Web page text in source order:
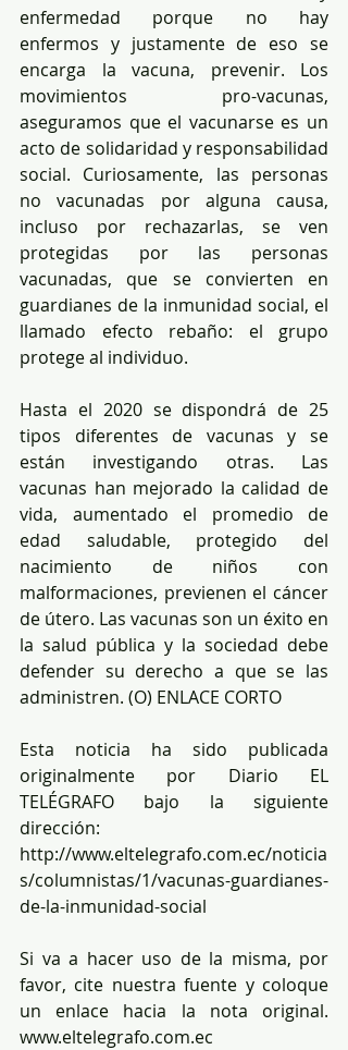
enfermedad porque no hay
enfermos y justamente de eso se
encarga la vacuna, prevenir. Los
movimientos pro-vacunas,
aseguramos que el vacunarse es un
acto de solidaridad y responsabilidad
social. Curiosamente, las personas
no vacunadas por alguna causa,
incluso por rechazarlas, se ven
protegidas por las personas
vacunadas, que se convierten en
guardianes de la inmunidad social, el
llamado efecto rebaño: el grupo
protege al individuo.
Hasta el 2020 se dispondrá de 25
tipos diferentes de vacunas y se
están investigando otras. Las
vacunas han mejorado la calidad de
vida, aumentado el promedio de
edad saludable, protegido del
nacimiento de niños con
malformaciones, previenen el cáncer
de útero. Las vacunas son un éxito en
la salud pública y la sociedad debe
defender su derecho a que se las
administren. (O) ENLACE CORTO
Esta noticia ha sido publicada
originalmente por Diario EL
TELÉGRAFO bajo la siguiente
dirección:
http://www.eltelegrafo.com.ec/noticia
s/columnistas/1/vacunas-guardianes-
de-la-inmunidad-social
Si va a hacer uso de la misma, por
favor, cite nuestra fuente y coloque
un enlace hacia la nota original.
www.eltelegrafo.com.ec